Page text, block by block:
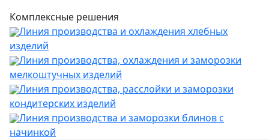
Комплексные решения
Линия производства и охлаждения хлебных
изделий
Линия производства, охлаждения и заморозки
мелкоштучных изделий
Линия производства, расслойки и заморозки
кондитерских изделий
Линия производства и заморозки блинов с
начинкой